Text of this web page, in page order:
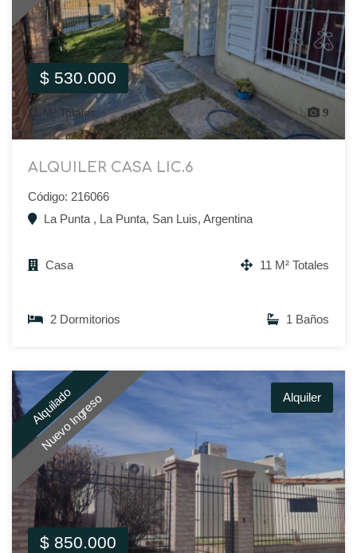
$ 530.000
11 M² Totales 9
ALQUILER CASA LIC.6
Código: 216066
La Punta , La Punta, San Luis, Argentina
Casa 11 M² Totales
2 Dormitorios 1 Baños
Alquilado
Nuevo Ingreso Alquiler
$ 850.000